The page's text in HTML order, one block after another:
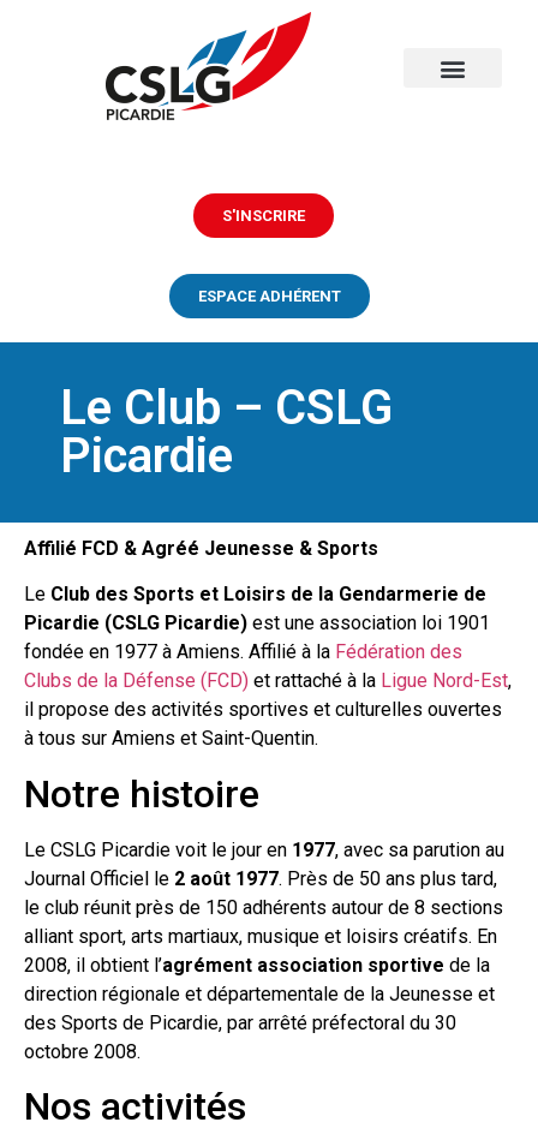
S'INSCRIRE
ESPACE ADHÉRENT
Le Club – CSLG
Picardie
Affilié FCD & Agréé Jeunesse & Sports
Le Club des Sports et Loisirs de la Gendarmerie de
Picardie (CSLG Picardie) est une association loi 1901
fondée en 1977 à Amiens. Affilié à la Fédération des
Clubs de la Défense (FCD) et rattaché à la Ligue Nord-Est,
il propose des activités sportives et culturelles ouvertes
à tous sur Amiens et Saint-Quentin.
Notre histoire
Le CSLG Picardie voit le jour en 1977, avec sa parution au
Journal Officiel le 2 août 1977. Près de 50 ans plus tard,
le club réunit près de 150 adhérents autour de 8 sections
alliant sport, arts martiaux, musique et loisirs créatifs. En
2008, il obtient l’agrément association sportive de la
direction régionale et départementale de la Jeunesse et
des Sports de Picardie, par arrêté préfectoral du 30
octobre 2008.
Nos activités